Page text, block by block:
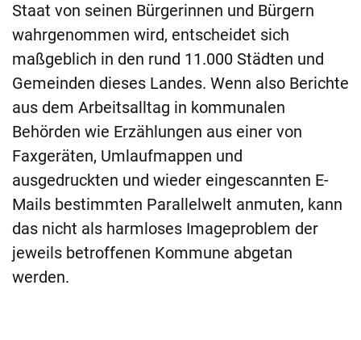
Staat von seinen Bürgerinnen und Bürgern
wahrgenommen wird, entscheidet sich
maßgeblich in den rund 11.000 Städten und
Gemeinden dieses Landes. Wenn also Berichte
aus dem Arbeitsalltag in kommunalen
Behörden wie Erzählungen aus einer von
Faxgeräten, Umlaufmappen und
ausgedruckten und wieder eingescannten E-
Mails bestimmten Parallelwelt anmuten, kann
das nicht als harmloses Imageproblem der
jeweils betroffenen Kommune abgetan
werden.